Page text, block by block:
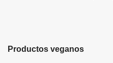
Productos veganos